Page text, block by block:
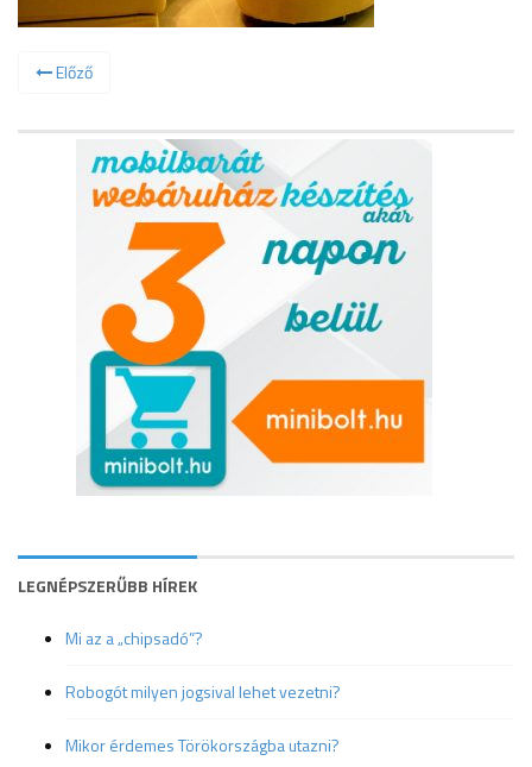
Előző
LEGNÉPSZERŰBB HÍREK
Mi az a „chipsadó”?
Robogót milyen jogsival lehet vezetni?
Mikor érdemes Törökországba utazni?